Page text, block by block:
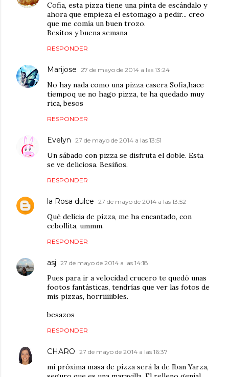
Cofia, esta pizza tiene una pinta de escándalo y
ahora que empieza el estomago a pedir... creo
que me comía un buen trozo.
Besitos y buena semana
RESPONDER
Marijose 27 de mayo de 2014 a las 13:24
No hay nada como una pizza casera Sofia,hace
tiempoq ue no hago pizza, te ha quedado muy
rica, besos
RESPONDER
Evelyn 27 de mayo de 2014 a las 13:51
Un sábado con pizza se disfruta el doble. Esta
se ve deliciosa. Besiños.
RESPONDER
la Rosa dulce 27 de mayo de 2014 a las 13:52
Qué delicia de pizza, me ha encantado, con
cebollita, ummm.
RESPONDER
asj 27 de mayo de 2014 a las 14:18
Pues para ir a velocidad crucero te quedó unas
footos fantásticas, tendrías que ver las fotos de
mis pizzas, horriiiiibles.
besazos
RESPONDER
CHARO 27 de mayo de 2014 a las 16:37
mi próxima masa de pizza será la de Iban Yarza,